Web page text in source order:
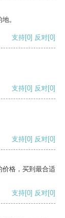
。
支持[0] 反对[0]
支持[0] 反对[0]
支持[0] 反对[0]
价格，买到最合适
支持[0] 反对[0]